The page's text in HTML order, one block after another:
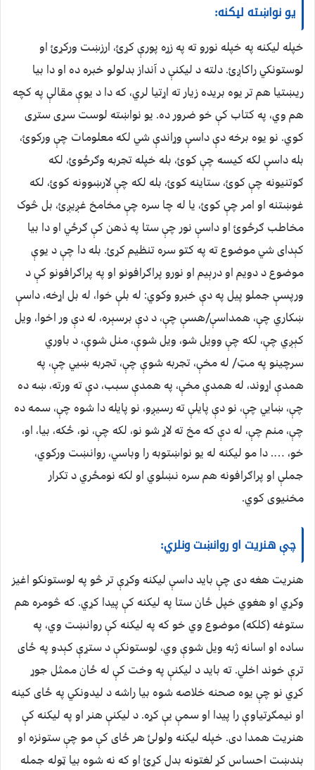
یو نواښته لیکنه:
خپله لیکنه په خپله نورو ته په زړه پورې کړئ، ارزښت ورکړئ او
لوستونکي راکاږئ. دلته د لیکنې د آنداز بدلولو خبره ده او دا بیا
ریښتیا هم تر یوه بریده زیار ته اړتیا لري، که دا د یوې مقالې په کچه
هم وي، په کتاب کې خو ضرور ده. یو نواښته لوست سړی ستړی
کوي. نو یوه برخه دې داسې وړاندې شي لکه معلومات چې ورکوئ،
بله داسې لکه کیسه چې کوئ، بله خپله تجربه وګرځوئ، لکه
ګوتنیونه چې کوئ، ستاینه کوئ، بله لکه چې لارښوونه کوئ، لکه
غوښتنه او امر چې کوئ، یا له چا سره چې مخامخ غږیږئ، بل څوک
مخاطب ګرځوئ او داسې نور چې ستا په ذهن کې ګرځي او دا بیا
کېدای شي موضوع ته په کتو سره تنظیم کړئ. بله دا چې د یوې
موضوع د دویم او درېیم او نورو پراګرافونو او په پراګرافونو کې د
ورپسې جملو پیل په دې خبرو وکوي: له بلې خوا، له بل اړخه، داسې
ښکاري چې، همداسې/هسې چې، د دې برسېره، له دې ور اخوا، ویل
کېږي چې، لکه چې وویل شو، ویل شوې، منل شوې، د باوري
سرچینو په مټ/ له مخې، تجربه شوې چې، تجربه ښيي چې، په
همدې اړوند، له همدې مخې، په همدې سبب، دې ته ورته، ښه ده
چې، ښایي چې، نو دې پایلې ته رسیږو، نو پایله دا شوه چې، سمه ده
چې، منم چې، له دې که مخ ته لاړ شو نو، لکه چې، نو، ځکه، بیا، او،
خو، …. دا مو لیکنه له یو نواښتوبه را وباسي، روانښت ورکوي،
جملې او پراګرافونه هم سره نښلوي او لکه نومځري د تکرار
مخنیوی کوي.
چې هنریت او روانښت ونلري:
هنریت هغه دی چې باید داسې لیکنه وکړې تر څو په لوستونکو اغیز
وکړي او هغوي خپل ځان ستا په لیکنه کې پیدا کړي. که څومره هم
ستوغه (کلکه) موضوع وي خو که په لیکنه کې روانښت وي، په
ساده او اسانه ژبه ویل شوې وي، لوستونکې د ستړې کېدو په ځای
ترې خوند اخلي. ته باید د لیکنې په وخت کې له ځان ممثل جوړ
کړي نو چې یوه صحنه خلاصه شوه بیا راشه د لیدونکي په ځای کینه
او نیمګړتیاوې را پیدا او سمې یې کړه. د لیکنې هنر او په لیکنه کې
هنریت همدا دی. خپله لیکنه ولولئ هر ځای کې مو چې ستونزه او
بندښت احساس کړ لغتونه بدل کړئ او که نه شوه بیا ټوله جمله